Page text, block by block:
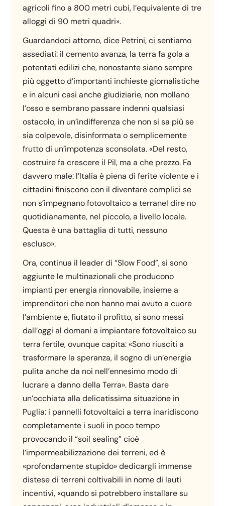
agricoli fino a 800 metri cubi, l’equivalente di tre
alloggi di 90 metri quadri».
Guardandoci attorno, dice Petrini, ci sentiamo
assediati: il cemento avanza, la terra fa gola a
potentati edilizi che, nonostante siano sempre
più oggetto d’importanti inchieste giornalistiche
e in alcuni casi anche giudiziarie, non mollano
l’osso e sembrano passare indenni qualsiasi
ostacolo, in un’indifferenza che non si sa più se
sia colpevole, disinformata o semplicemente
frutto di un’impotenza sconsolata. «Del resto,
costruire fa crescere il Pil, ma a che prezzo. Fa
davvero male: l’Italia è piena di ferite violente e i
cittadini finiscono con il diventare complici se
non s’impegnano fotovoltaico a terranel dire no
quotidianamente, nel piccolo, a livello locale.
Questa è una battaglia di tutti, nessuno
escluso».
Ora, continua il leader di “Slow Food”, si sono
aggiunte le multinazionali che producono
impianti per energia rinnovabile, insieme a
imprenditori che non hanno mai avuto a cuore
l’ambiente e, fiutato il profitto, si sono messi
dall’oggi al domani a impiantare fotovoltaico su
terra fertile, ovunque capita: «Sono riusciti a
trasformare la speranza, il sogno di un’energia
pulita anche da noi nell’ennesimo modo di
lucrare a danno della Terra». Basta dare
un’occhiata alla delicatissima situazione in
Puglia: i pannelli fotovoltaici a terra inaridiscono
completamente i suoli in poco tempo
provocando il “soil sealing” cioè
l’impermeabilizzazione dei terreni, ed è
«profondamente stupido» dedicargli immense
distese di terreni coltivabili in nome di lauti
incentivi, «quando si potrebbero installare su